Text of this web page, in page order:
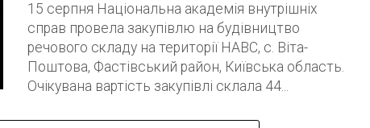
15 серпня Національна академія внутрішніх
справ провела закупівлю на будівництво
речового складу на території НАВС, с. Віта-
Поштова, Фастівський район, Київська область.
Очікувана вартість закупівлі склала 44...